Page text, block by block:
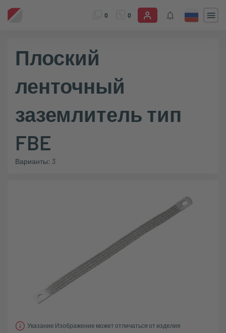
0 0
Плоский
ленточный
заземлитель тип
FBE
Варианты: 3
Указание Изображение может отличаться от изделия